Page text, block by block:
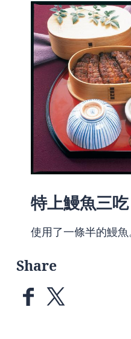
特上鰻魚三吃
使用了一條半的鰻魚
Share